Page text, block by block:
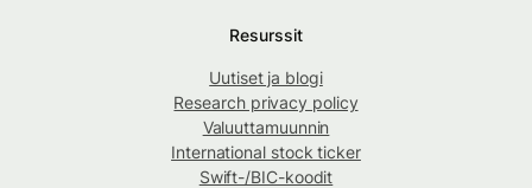
Resurssit
Uutiset ja blogi
Research privacy policy
Valuuttamuunnin
International stock ticker
Swift-/BIC-koodit